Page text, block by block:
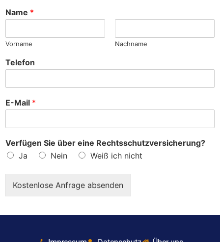
e
Name *
Vorname Nachname
Telefon
E-Mail *
Verfügen Sie über eine Rechtsschutzversicherung?
Ja
Nein Weiß ich nicht
Kostenlose Anfrage absenden